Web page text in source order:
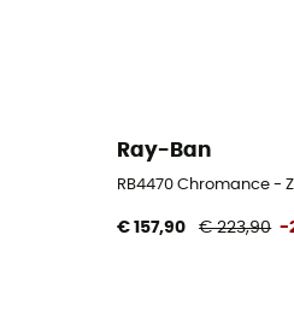
Ray-Ban
RB4470 Chromance -
€ 157,90 € 223,90 -